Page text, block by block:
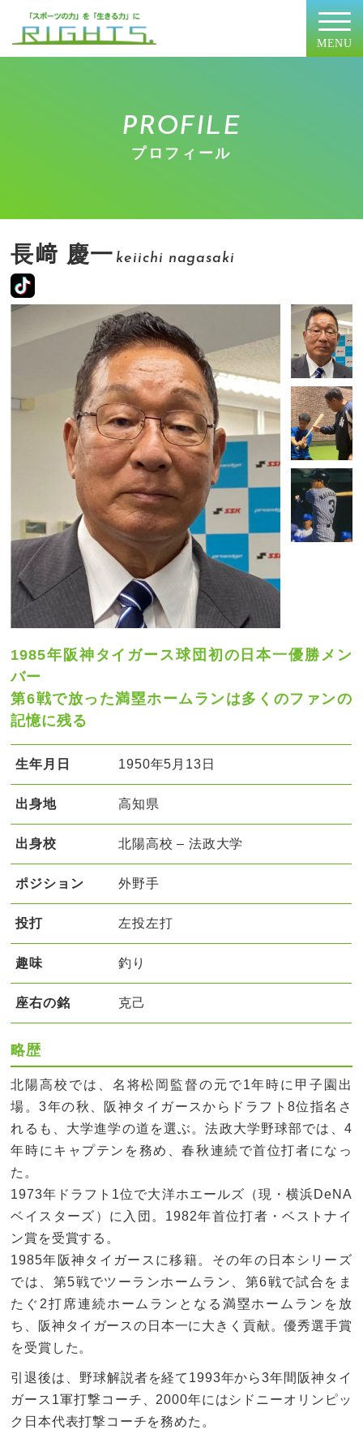
MENU
PROFILE
プロフィール
長﨑 慶一 keiichi nagasaki
1985年阪神タイガース球団初の日本一優勝メン
バー
第6戦で放った満塁ホームランは多くのファンの
記憶に残る
生年月日 1950年5月13日
出身地 高知県
出身校 北陽高校 – 法政大学
ポジション 外野手
投打 左投左打
趣味 釣り
座右の銘 克己
略歴
北陽高校では、名将松岡監督の元で1年時に甲子園出
場。3年の秋、阪神タイガースからドラフト8位指名さ
れるも、大学進学の道を選ぶ。法政大学野球部では、4
年時にキャプテンを務め、春秋連続で首位打者になっ
た。
1973年ドラフト1位で大洋ホエールズ（現・横浜DeNA
ベイスターズ）に入団。1982年首位打者・ベストナイ
ン賞を受賞する。
1985年阪神タイガースに移籍。その年の日本シリーズ
では、第5戦でツーランホームラン、第6戦で試合をま
たぐ2打席連続ホームランとなる満塁ホームランを放
ち、阪神タイガースの日本一に大きく貢献。優秀選手賞
を受賞した。
引退後は、野球解説者を経て1993年から3年間阪神タイ
ガース1軍打撃コーチ、2000年にはシドニーオリンピッ
ク日本代表打撃コーチを務めた。